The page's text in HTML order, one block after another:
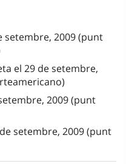
setembre, 2009 (punt
el 29 de setembre,
2009 (punt
setembre, 2009 (punt